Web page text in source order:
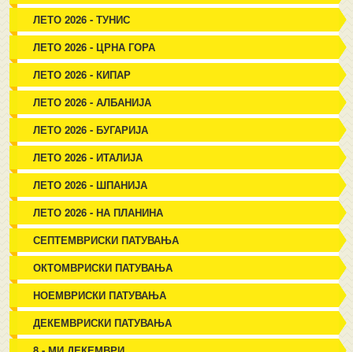
ЛЕТО 2026 - ТУНИС
ЛЕТО 2026 - ЦРНА ГОРА
ЛЕТО 2026 - КИПАР
ЛЕТО 2026 - АЛБАНИЈА
ЛЕТО 2026 - БУГАРИЈА
ЛЕТО 2026 - ИТАЛИЈА
ЛЕТО 2026 - ШПАНИЈА
ЛЕТО 2026 - НА ПЛАНИНА
СЕПТЕМВРИСКИ ПАТУВАЊА
ОКТОМВРИСКИ ПАТУВАЊА
НОЕМВРИСКИ ПАТУВАЊА
ДЕКЕМВРИСКИ ПАТУВАЊА